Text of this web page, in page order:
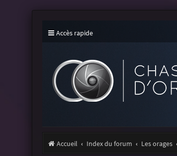
Accès rapide
Accueil Index du forum Les orages